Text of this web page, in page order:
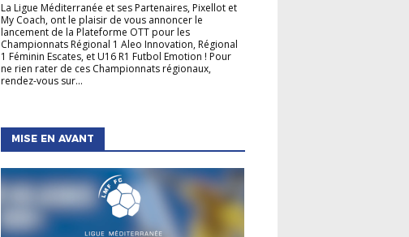
La Ligue Méditerranée et ses Partenaires, Pixellot et
My Coach, ont le plaisir de vous annoncer le
lancement de la Plateforme OTT pour les
Championnats Régional 1 Aleo Innovation, Régional
1 Féminin Escates, et U16 R1 Futbol Emotion ! Pour
ne rien rater de ces Championnats régionaux,
rendez-vous sur...
MISE EN AVANT